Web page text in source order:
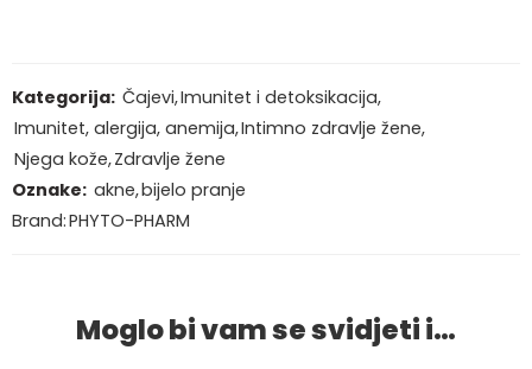
Kategorija: Čajevi,Imunitet i detoksikacija,
Imunitet, alergija, anemija,Intimno zdravlje žene,
Njega kože,Zdravlje žene
Oznake: akne,bijelo pranje
Brand:PHYTO-PHARM
Moglo bi vam se svidjeti i…